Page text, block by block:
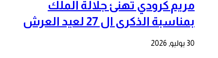
مريم كرودي تهنئ جلالة الملك
بمناسبة الذكرى ال 27 لعيد العرش
30 يوليو, 2026